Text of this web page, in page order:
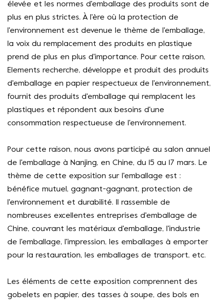
élevée et les normes d'emballage des produits sont de
plus en plus strictes. À l'ère où la protection de
l'environnement est devenue le thème de l'emballage,
la voix du remplacement des produits en plastique
prend de plus en plus d'importance. Pour cette raison,
Elements recherche, développe et produit des produits
d'emballage en papier respectueux de l'environnement,
fournit des produits d'emballage qui remplacent les
plastiques et répondent aux besoins d'une
consommation respectueuse de l'environnement.
Pour cette raison, nous avons participé au salon annuel
de l'emballage à Nanjing, en Chine, du 15 au 17 mars. Le
thème de cette exposition sur l'emballage est :
bénéfice mutuel, gagnant-gagnant, protection de
l'environnement et durabilité. Il rassemble de
nombreuses excellentes entreprises d'emballage de
Chine, couvrant les matériaux d'emballage, l'industrie
de l'emballage, l'impression, les emballages à emporter
pour la restauration, les emballages de transport, etc.
Les éléments de cette exposition comprennent des
gobelets en papier, des tasses à soupe, des bols en